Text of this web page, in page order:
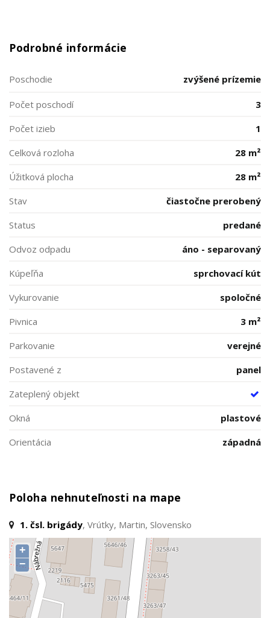
Podrobné informácie
Poschodie zvýšené prízemie
Počet poschodí
3
Počet izieb
1
Celková rozloha
28 m²
Úžitková plocha
28 m²
Stav
čiastočne prerobený
Status
predané
Odvoz odpadu
áno - separovaný
Kúpeľňa
sprchovací kút
Vykurovanie
spoločné
Pivnica
3 m²
Parkovanie
verejné
Postavené z
panel
Zateplený objekt
Okná
plastové
Orientácia
západná
Poloha nehnuteľnosti na mape
1. čsl. brigády, Vrútky, Martin, Slovensko
+
−